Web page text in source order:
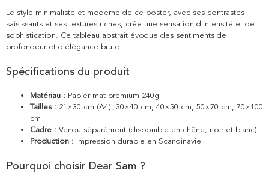
Le style minimaliste et moderne de ce poster, avec ses contrastes
saisissants et ses textures riches, crée une sensation d'intensité et de
sophistication. Ce tableau abstrait évoque des sentiments de
profondeur et d'élégance brute.
Spécifications du produit
Matériau : Papier mat premium 240g
Tailles : 21×30 cm (A4), 30×40 cm, 40×50 cm, 50×70 cm, 70×100
cm
Cadre : Vendu séparément (disponible en chêne, noir et blanc)
Production : Impression durable en Scandinavie
Pourquoi choisir Dear Sam ?